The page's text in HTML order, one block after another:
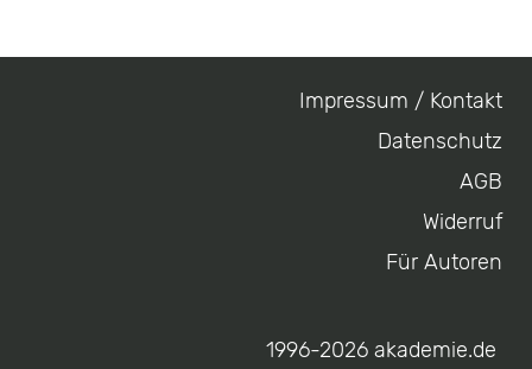
Impressum / Kontakt
Datenschutz
AGB
Widerruf
Für Autoren
1996-2026 akademie.de